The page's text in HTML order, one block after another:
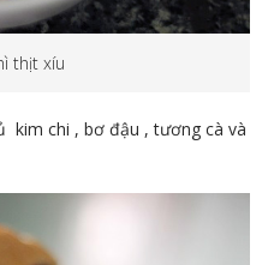
thịt xíu
kim chi , bơ đậu , tương cà và